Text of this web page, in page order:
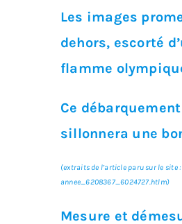
Les images
dehors, escorté
flamme
Ce
sillonnera une
(extraits de l’article paru sur le
annee_6208367_6024727.htlm)
Mesure et